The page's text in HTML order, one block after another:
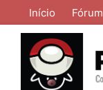
Início Fórum